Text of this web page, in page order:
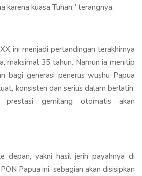
karena kuasa Tuhan,’’ terangnya.
ini menjadi pertandingan terakhirnya
maksimal 35 tahun. Namun ia menitip
bagi generasi penerus wushu Papua
konsisten dan serius dalam berlatih.
prestasi gemilang otomatis akan
depan, yakni hasil jerih payahnya di
Papua ini, sebagian akan disisipkan